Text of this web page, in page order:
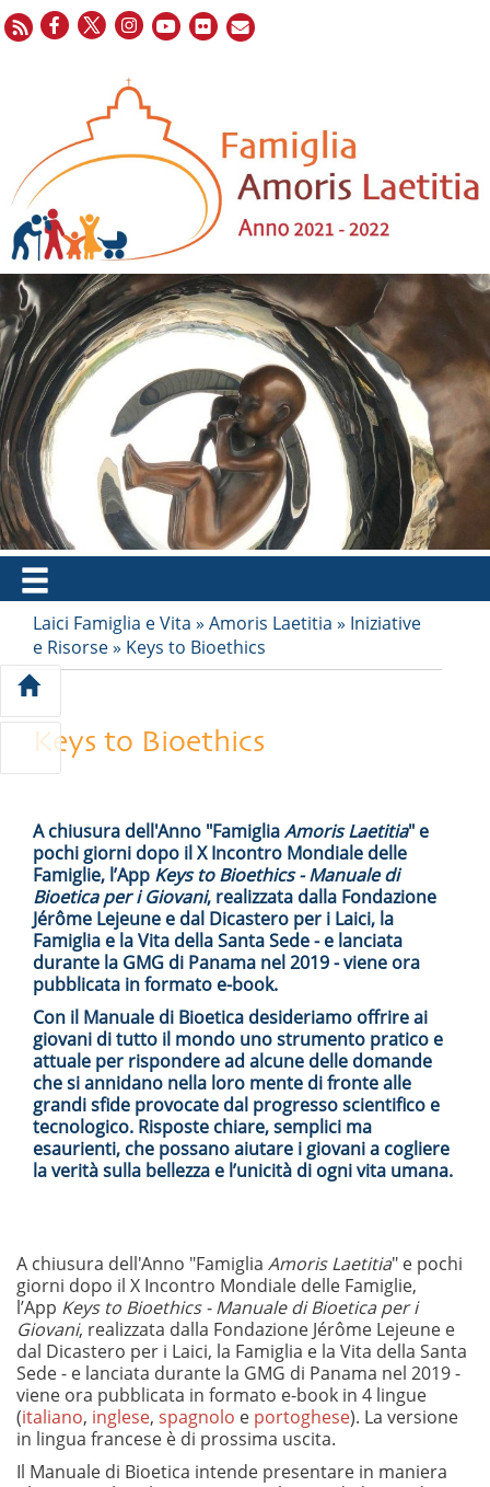
Laici Famiglia e Vita » Amoris Laetitia » Iniziative
e Risorse» Keys to Bioethics
Keys to Bioethics
A chiusura dell'Anno "FamigliaAmoris Laetitia" e
pochi giorni dopo il X Incontro Mondiale delle
Famiglie, l’App Keys to Bioethics - Manuale di
Bioetica per i Giovani, realizzata dalla Fondazione
Jérôme Lejeune e dal Dicastero per i Laici, la
Famiglia e la Vita della Santa Sede - e lanciata
durante la GMG di Panama nel 2019 - viene ora
pubblicata in formato e-book.
Con il Manuale di Bioetica desideriamo offrire ai
giovani di tutto il mondo uno strumento pratico e
attuale per rispondere ad alcune delle domande
che si annidano nella loro mente di fronte alle
grandi sfide provocate dal progresso scientifico e
tecnologico. Risposte chiare, semplici ma
esaurienti, che possano aiutare i giovani a cogliere
la verità sulla bellezza e l’unicità di ogni vita umana.
A chiusura dell'Anno "Famiglia Amoris Laetitia" e pochi
giorni dopo il X Incontro Mondiale delle Famiglie,
l’App Keys to Bioethics - Manuale di Bioetica per i
Giovani, realizzata dalla Fondazione Jérôme Lejeune e
dal Dicastero per i Laici, la Famiglia e la Vita della Santa
Sede - e lanciata durante la GMG di Panama nel 2019 -
viene ora pubblicata in formato e-book in 4 lingue
(italiano, inglese, spagnolo e portoghese). La versione
in lingua francese è di prossima uscita.
Il Manuale di Bioetica intende presentare in maniera